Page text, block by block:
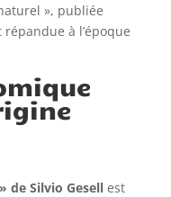
», publiée
à l’époque
de Silvio Gesell est